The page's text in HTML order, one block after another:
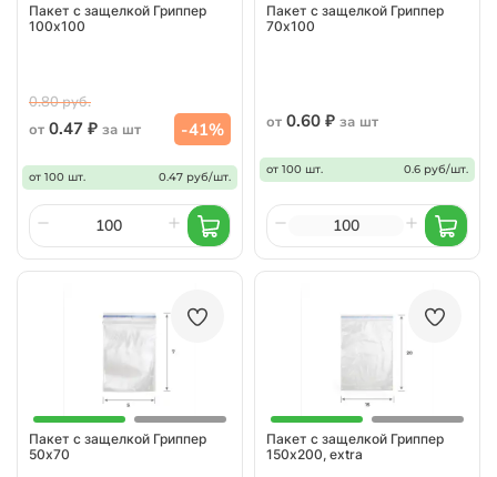
Пакет с защелкой Гриппер
100х100
0.80 руб.
от 0.47 ₽ за шт -41%
от 100 шт. 0.47 руб/шт.
Пакет с защелкой Гриппер
70х100
от 0.60 ₽ за шт
от 100 шт. 0.6 руб/шт.
Пакет с защелкой Гриппер
50х70
Пакет с защелкой Гриппер
150х200, extra